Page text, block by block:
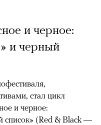
и черное:
и черный
стал цикл
и черное:
список» (Red & Black —